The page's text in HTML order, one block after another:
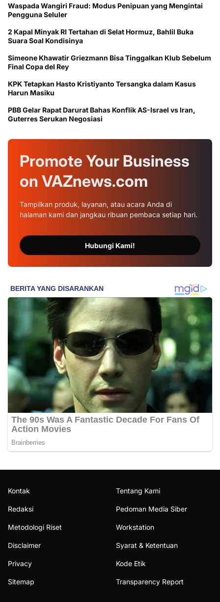
Waspada Wangiri Fraud: Modus Penipuan yang Mengintai
Pengguna Seluler
2 Kapal Minyak RI Tertahan di Selat Hormuz, Bahlil Buka
Suara Soal Kondisinya
Simeone Khawatir Griezmann Bisa Tinggalkan Klub Sebelum
Final Copa del Rey
KPK Tetapkan Hasto Kristiyanto Tersangka dalam Kasus
Harun Masiku
PBB Gelar Rapat Darurat Bahas Konflik AS-Israel vs Iran,
Guterres Serukan Negosiasi
Promote Your Business
on VAZnews.com
Tampilkan produk, layanan, atau acara Anda di
halaman kami dan jangkau ribuan pembaca setiap hari.
Hubungi Kami!
Kontak Tentang Kami
Redaksi Pedoman Media Siber
Metodologi Riset Workstation
Disclaimer Syarat & Ketentuan
Privacy Kode Etik
Sitemap Transparency Report